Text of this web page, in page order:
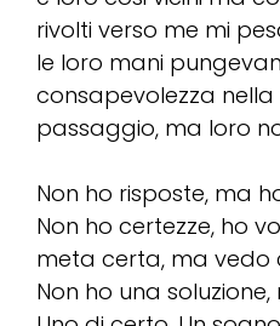
rivolti verso me mi
le loro mani
consapevolezza nella
passaggio, ma loro
Non ho risposte, ma
Non ho certezze, ho
meta certa, ma vedo
Non ho una